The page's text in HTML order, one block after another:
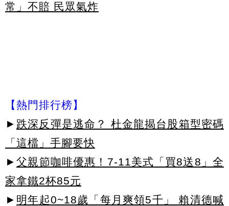
常」不賠 民眾氣炸
【熱門排行榜】
► 跌深反彈是逃命？ 杜金龍揭台股箱型密碼
「這檔」手腳要快
► 父親節咖啡優惠！7-11美式「買8送8」全
家拿鐵2杯85元
► 明年起0~18歲「每月爽領5千」 賴清德喊